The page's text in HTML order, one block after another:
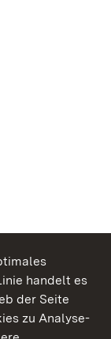
handelt es
der Seite
zu Analyse-